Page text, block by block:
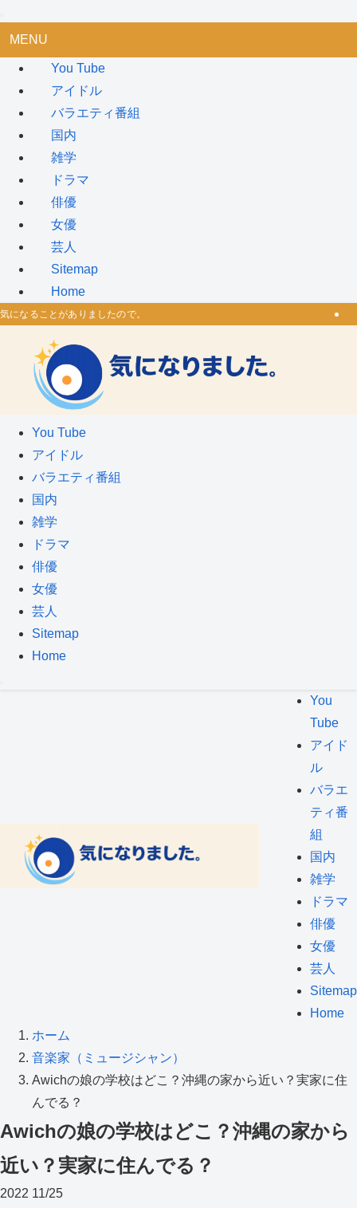
MENU
You Tube
アイドル
バラエティ番組
国内
雑学
ドラマ
俳優
女優
芸人
Sitemap
Home
気になることがありましたので。
You Tube
アイドル
バラエティ番組
国内
雑学
ドラマ
俳優
女優
芸人
Sitemap
Home
You
Tube
アイド
ル
バラエ
ティ番
組
国内
雑学
ドラマ
俳優
女優
芸人
Sitemap
Home
ホーム
音楽家（ミュージシャン）
Awichの娘の学校はどこ？沖縄の家から近い？実家に住
んでる？
Awichの娘の学校はどこ？沖縄の家から
近い？実家に住んでる？
2022 11/25